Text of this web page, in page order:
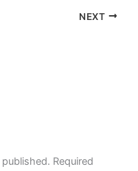
NEXT
Required